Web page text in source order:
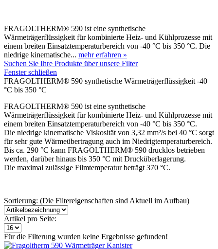
FRAGOLTHERM® 590 ist eine synthetische
Wärmeträgerflüssigkeit für kombinierte Heiz- und Kühlprozesse mit
einem breiten Einsatztemperaturbereich von -40 °C bis 350 °C. Die
niedrige kinematische... mehr erfahren »
Suchen Sie Ihre Produkte über unsere Filter
Fenster schließen
FRAGOLTHERM® 590 synthetische Wärmeträgerflüssigkeit -40
°C bis 350 °C
FRAGOLTHERM® 590 ist eine synthetische
Wärmeträgerflüssigkeit für kombinierte Heiz- und Kühlprozesse mit
einem breiten Einsatztemperaturbereich von -40 °C bis 350 °C.
Die niedrige kinematische Viskosität von 3,32 mm²/s bei 40 °C sorgt
für sehr gute Wärmeübertragung auch im Niedrigtemperaturbereich.
Bis ca. 290 °C kann FRAGOLTHERM® 590 drucklos betrieben
werden, darüber hinaus bis 350 °C mit Drucküberlagerung.
Die maximal zulässige Filmtemperatur beträgt 370 °C.
Sortierung: (Die Filtereigenschaften sind Aktuell im Aufbau)
Artikel pro Seite:
Für die Filterung wurden keine Ergebnisse gefunden!